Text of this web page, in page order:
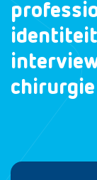
chirurgie